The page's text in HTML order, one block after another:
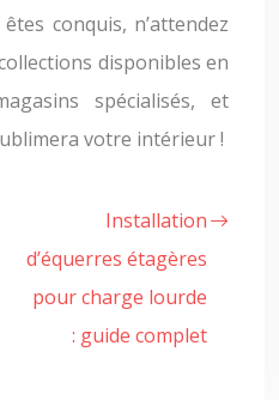
conquis, n’attendez
disponibles en
spécialisés, et
votre intérieur !
Installation
d’équerres étagères
pour charge lourde
: guide complet